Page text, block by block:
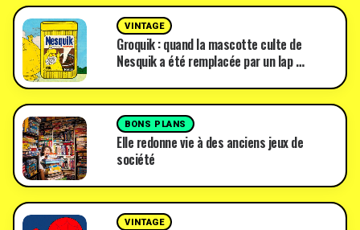
VINTAGE
Groquik : quand la mascotte culte de
Nesquik a été remplacée par un lap …
BONS PLANS
Elle redonne vie à des anciens jeux de
société
VINTAGE